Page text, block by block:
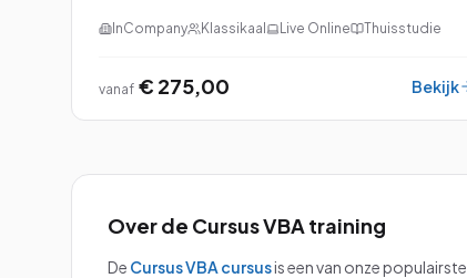
Rapportage perfect voor jou!
InCompany Klassikaal Live Online Thuisstudie
vanaf € 275,00 Bekijk
Over de Cursus VBA training
De Cursus VBA cursusis een van onze populairste